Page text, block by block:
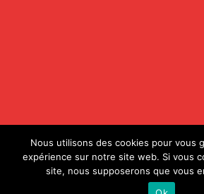
Presse Mentions
© 2020 ALDA – Conception :
Nous utilisons des cookies pour vous
expérience sur notre site web. Si vous
site, nous supposerons que vous